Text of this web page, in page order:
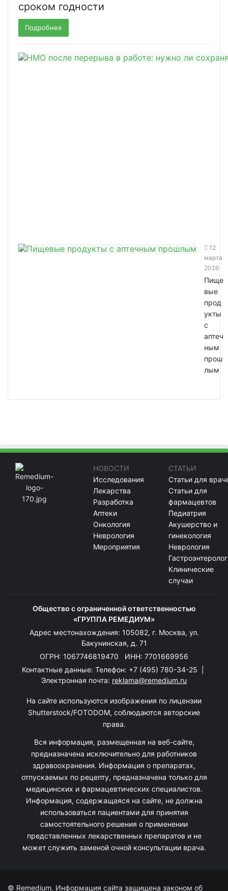
сроком годности
Подробнее
12
марта
2026
Пище
вые
прод
укты
с
аптеч
ным
прош
лым
НОВОСТИ
Исследования
Лекарства
Разработка
Аптеки
Онкология
Неврология
Мероприятия
СТАТЬИ
Статьи для
Статьи для
фармацевтов
Педиатрия
Акушерство и
гинекология
Неврология
Клинические
случаи
Общество с ограниченной ответственностью
«ГРУППА РЕМЕДИУМ»
Адрес местонахождения: 105082, г. Москва, ул.
Бакунинская, д. 71
ОГРН: 1067746819470 ИНН: 7701669956
Контактные данные: Телефон: +7 (495) 780-34-25
Электронная почта: reklama@remedium.ru
На сайте используются изображения по лицензии
Shutterstock/FOTODOM, соблюдаются авторские
права.
Вся информация, размещенная на веб-сайте,
предназначена исключительно для работников
здравоохранения. Информация о препаратах,
отпускаемых по рецепту, предназначена только для
медицинских и фармацевтических специалистов.
Информация, содержащаяся на сайте, не должна
использоваться пациентами для принятия
самостоятельного решения о применении
представленных лекарственных препаратов и не
может служить заменой очной консультации врача.
© Remedium. Информация сайта защищена законом об